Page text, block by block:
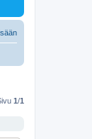
1/1